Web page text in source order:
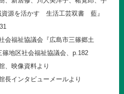
資源を活かす 生活工芸双書 藍』
会福祉協議会『広島市三篠郷土
篠地区社会福祉協議会、p.182
、映像資料より
長インタビューメールより